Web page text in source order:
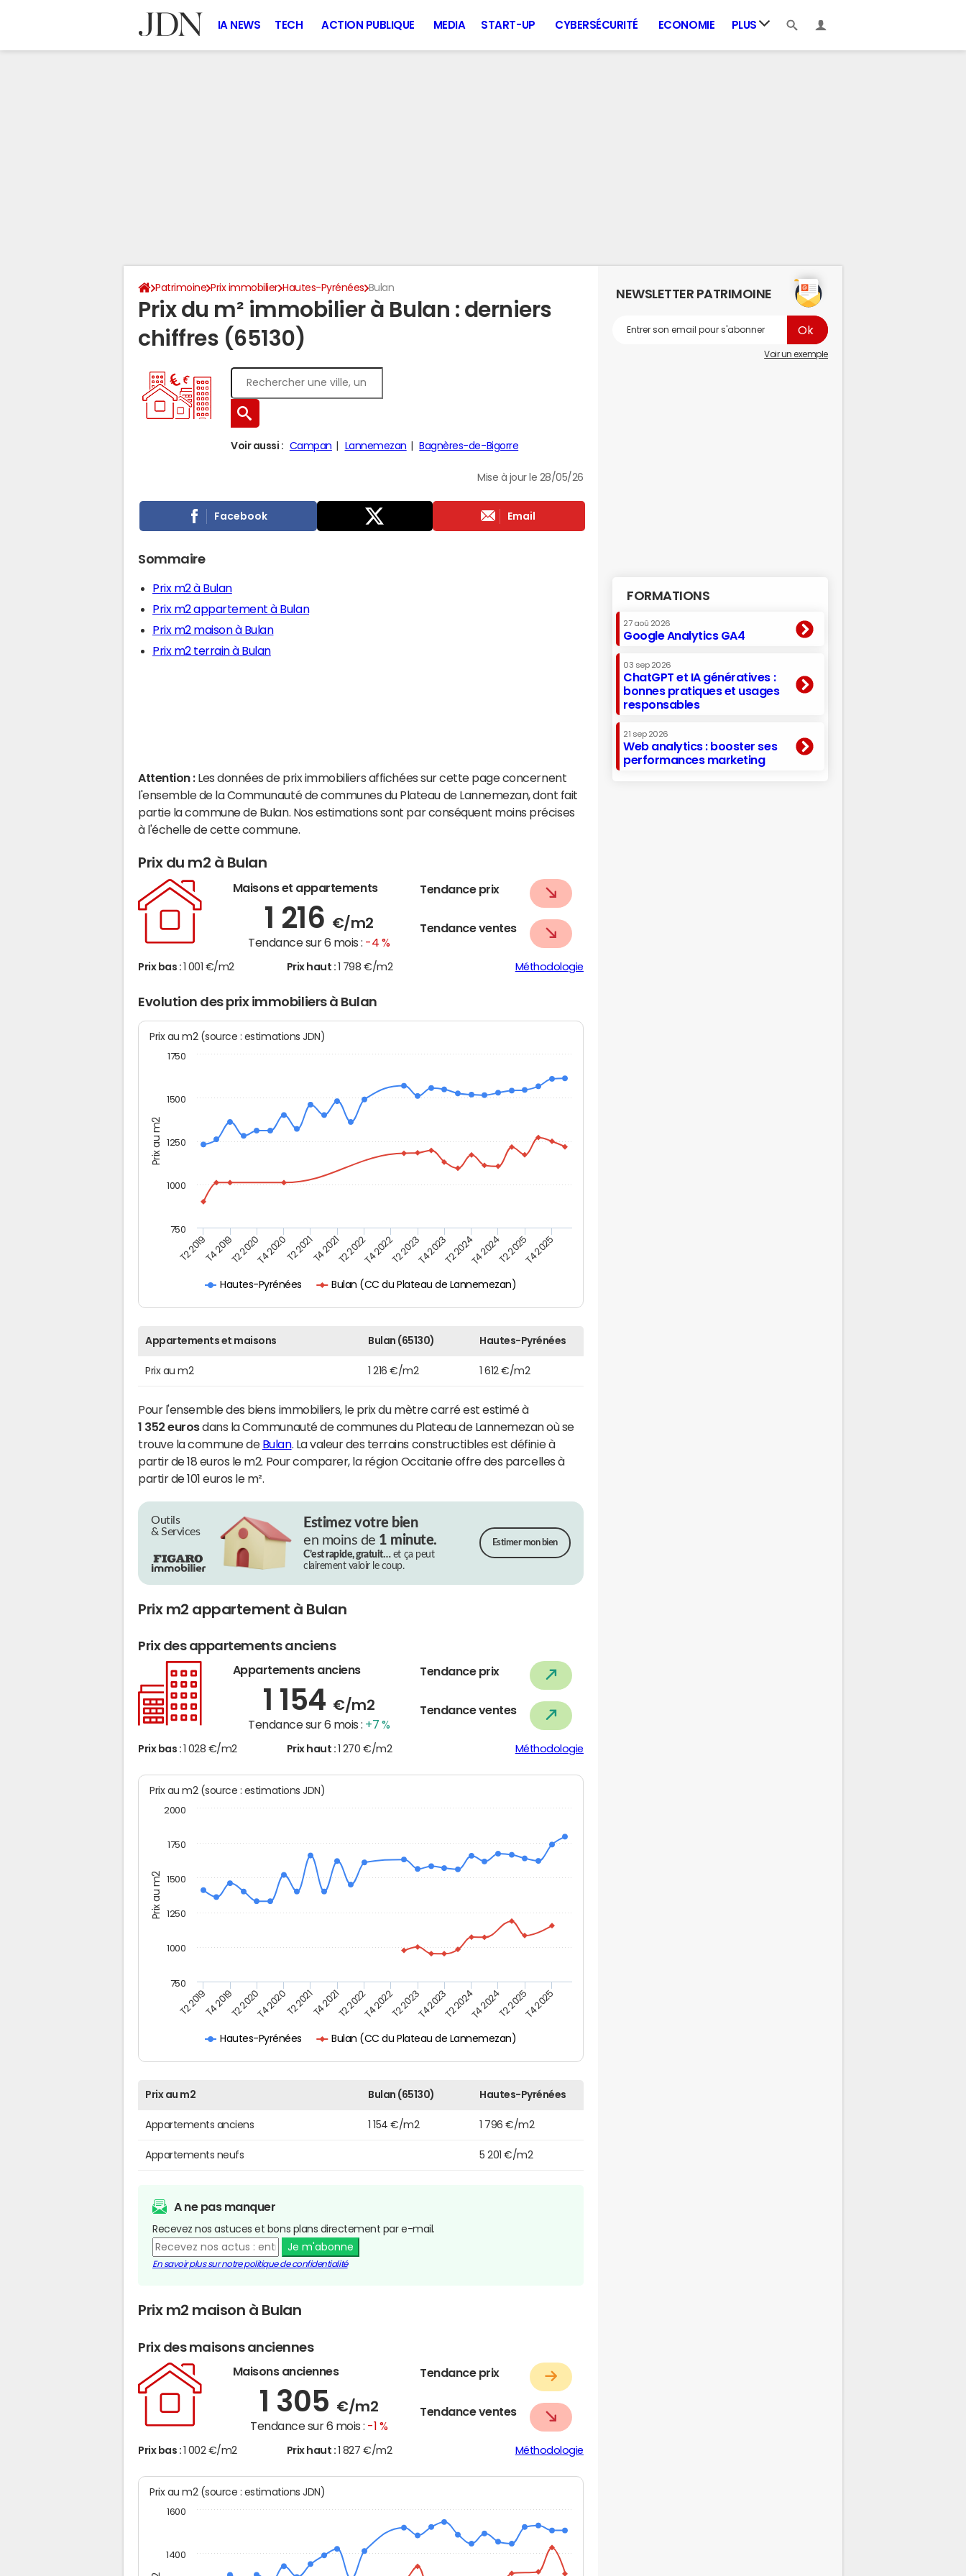
IA NEWS TECH ACTION PUBLIQUE MEDIA START-UP CYBERSÉCURITÉ ECONOMIE PLUS
Patrimoine Prix immobilier Hautes-Pyrénées Bulan
Prix du m² immobilier à Bulan : derniers
chiffres (65130)
Voir aussi : Campan Lannemezan Bagnères-de-Bigorre
Mise à jour le 28/05/26
Facebook Email
Sommaire
Prix m2 à Bulan
Prix m2 appartement à Bulan
Prix m2 maison à Bulan
Prix m2 terrain à Bulan
Attention : Les données de prix immobiliers affichées sur cette page concernent
l'ensemble de la Communauté de communes du Plateau de Lannemezan, dont fait
partie la commune de Bulan. Nos estimations sont par conséquent moins précises
à l'échelle de cette commune.
Prix du m2 à Bulan
Maisons et appartements
1 216 €/m2
Tendance sur 6 mois : -4 %
Tendance prix
Tendance ventes
Prix bas : 1 001 €/m2 Prix haut : 1 798 €/m2 Méthodologie
Evolution des prix immobiliers à Bulan
Prix au m2
Prix au m2 (source : estimations JDN)
Hautes-Pyrénées Bulan (CC du Plateau de Lannemezan)
T2 2019T4 2019T2 2020T4 2020T2 2021T4 2021T2 2022T4 2022T2 2023T4 2023T2 2024T4 2024T2 2025T4 2025
1000
750
1250
1500
1750
Appartements et maisons Bulan (65130) Hautes-Pyrénées
Prix au m2 1 216 €/m2 1 612 €/m2
Pour l'ensemble des biens immobiliers, le prix du mètre carré est estimé à
1 352 eurosdans la Communauté de communes du Plateau de Lannemezan où se
trouve la commune de Bulan. La valeur des terrains constructibles est définie à
partir de 18 euros le m2. Pour comparer, la région Occitanie offre des parcelles à
partir de 101 euros le m².
Outils
& Services
Estimez votre bien
en moins de 1 minute.
C’est rapide, gratuit…et ça peut
clairement valoir le coup.
Estimer mon bien
Prix m2 appartement à Bulan
Prix des appartements anciens
Appartements anciens
1 154 €/m2
Tendance sur 6 mois : +7 %
Tendance prix
Tendance ventes
Prix bas : 1 028 €/m2 Prix haut : 1 270 €/m2 Méthodologie
Prix au m2
Prix au m2 (source : estimations JDN)
Hautes-Pyrénées Bulan (CC du Plateau de Lannemezan)
T2 2019T4 2019T2 2020T4 2020T2 2021T4 2021T2 2022T4 2022T2 2023T4 2023T2 2024T4 2024T2 2025T4 2025
750
1000
1250
1500
1750
2000
Prix au m2 Bulan (65130) Hautes-Pyrénées
Appartements anciens 1 154 €/m2 1 796 €/m2
Appartements neufs 5 201 €/m2
A ne pas manquer
Recevez nos astuces et bons plans directement par e-mail.
Je m'abonne
En savoir plus sur notre politique de confidentialité
Prix m2 maison à Bulan
Prix des maisons anciennes
Maisons anciennes
1 305 €/m2
Tendance sur 6 mois : -1 %
Tendance prix
Tendance ventes
Prix bas : 1 002 €/m2 Prix haut : 1 827 €/m2 Méthodologie
Prix au m2 (source : estimations JDN)
1400
1600
NEWSLETTER PATRIMOINE
Voir un exemple
FORMATIONS
27 aoû 2026
Google Analytics GA4
03 sep 2026
ChatGPT et IA génératives :
bonnes pratiques et usages
responsables
21 sep 2026
Web analytics : booster ses
performances marketing